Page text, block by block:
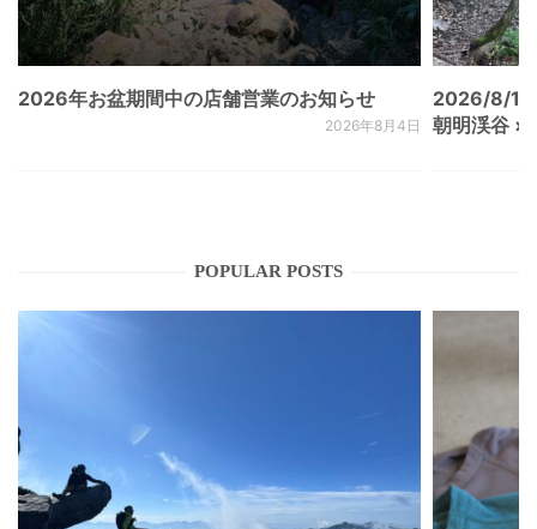
2026年お盆期間中の店舗営業のお知らせ
2026年8月4日
2026/8/
朝明渓谷 ×
POPULAR POSTS